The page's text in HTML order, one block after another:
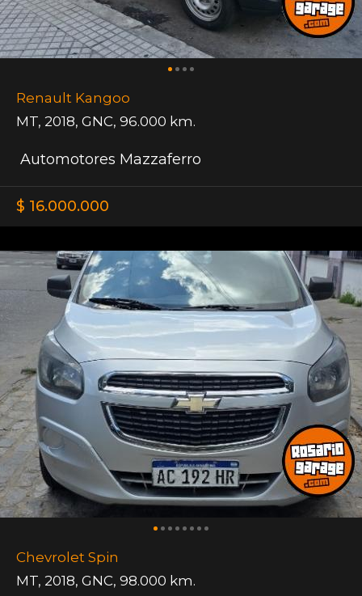
Renault Kangoo
MT, 2018, GNC, 96.000 km.
Automotores Mazzaferro
$ 16.000.000
Chevrolet Spin
MT, 2018, GNC, 98.000 km.